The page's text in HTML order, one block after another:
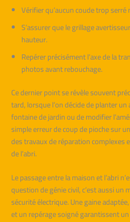
Vérifier qu’aucun coude trop serré
S’assurer que le grillage
hauteur.
Repérer précisément l’axe de la
photos avant rebouchage.
Ce dernier point se révèle souvent
tard, lorsque l’on décide de planter
fontaine de jardin ou de modifier
simple erreur de coup de pioche sur
des travaux de réparation complexes
de l’abri.
Le passage entre la maison et l’abri
question de génie civil, c’est aussi un
sécurité électrique. Une gaine
et un repérage soigné garantissent